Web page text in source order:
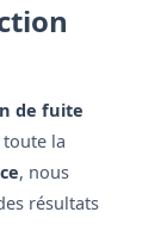
de fuite
la
, nous
résultats